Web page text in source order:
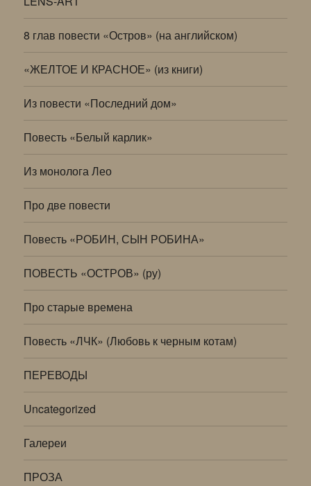
8 глав повести «Остров» (на английском)
«ЖЕЛТОЕ И КРАСНОЕ» (из книги)
Из повести «Последний дом»
Повесть «Белый карлик»
Из монолога Лео
Про две повести
Повесть «РОБИН, СЫН РОБИНА»
ПОВЕСТЬ «ОСТРОВ» (ру)
Про старые времена
Повесть «ЛЧК» (Любовь к черным котам)
ПЕРЕВОДЫ
Uncategorized
Галереи
ПРОЗА